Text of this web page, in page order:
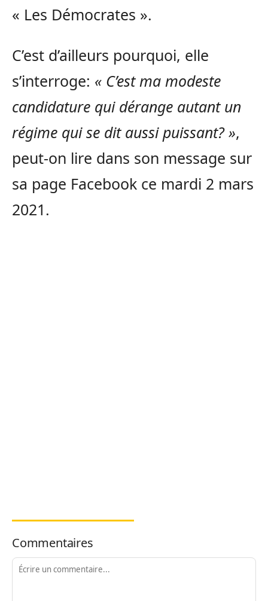
« Les Démocrates ».
C’est d’ailleurs pourquoi, elle
s’interroge: « C’est ma modeste
candidature qui dérange autant un
régime qui se dit aussi puissant? »,
peut-on lire dans son message sur
sa page Facebook ce mardi 2 mars
2021.
Commentaires